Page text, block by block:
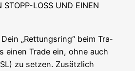
STOPP-LOSS UND EINEN
„Ret­tungs­ring“ beim Tra­
einen Trade ein, ohne auch
zu set­zen. Zusätz­lich